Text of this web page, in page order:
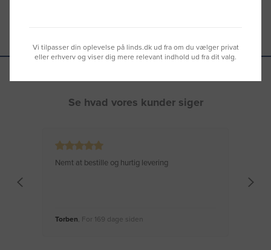
Se hvad vores kunder siger
Nemt at bestille og hurtig levering
Torben , For 169 dage siden
Vi tilpasser din oplevelse på linds.dk ud fra om du vælger privat
eller erhverv og viser dig mere relevant indhold ud fra dit valg.